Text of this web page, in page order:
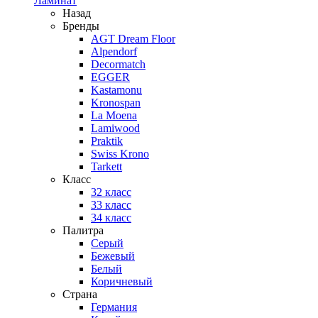
Назад
Бренды
AGT Dream Floor
Alpendorf
Decormatch
EGGER
Kastamonu
Kronospan
La Moena
Lamiwood
Praktik
Swiss Krono
Tarkett
Класс
32 класс
33 класс
34 класс
Палитра
Серый
Бежевый
Белый
Коричневый
Страна
Германия